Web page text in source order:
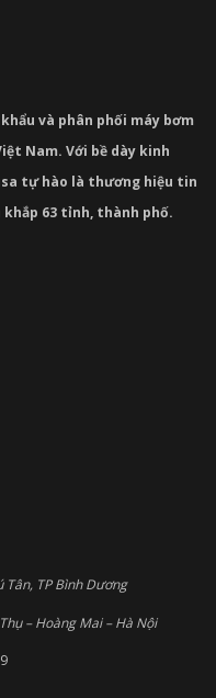
và phân phối máy bơm
Nam. Với bề dày kinh
tự hào là thương hiệu tin
63 tỉnh, thành phố.
TP Bình Dương
– Hoàng Mai – Hà Nội